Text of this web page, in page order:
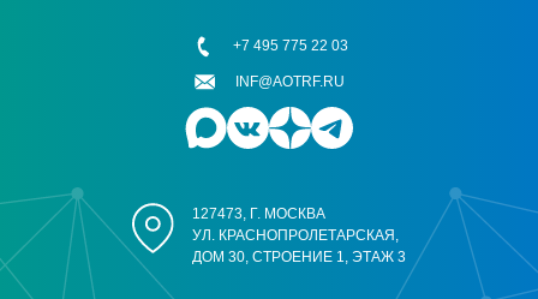
127473, Г. МОСКВА
УЛ. КРАСНОПРОЛЕТАРСКАЯ,
ДОМ 30, СТРОЕНИЕ 1, ЭТАЖ 3
+7 495 775 22 03
INF@AOTRF.RU